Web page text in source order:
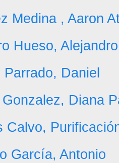
Medina , Aaron
Hueso, Alejandro
Daniel
Diana
Calvo,
García, Antonio